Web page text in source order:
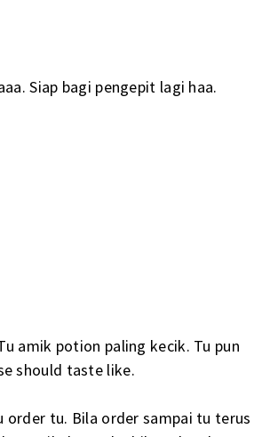
Siap bagi pengepit lagi haa.
amik potion paling kecik. Tu pun
should taste like.
order tu. Bila order sampai tu terus